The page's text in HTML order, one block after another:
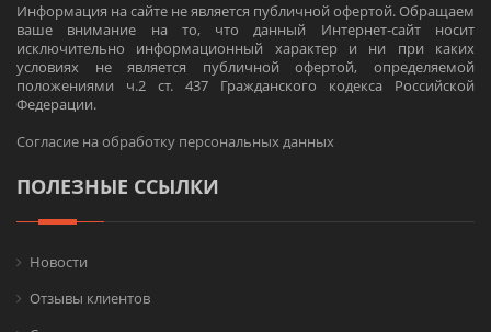
Информация на сайте не является публичной офертой. Обращаем
ваше внимание на то, что данный Интернет-сайт носит
исключительно информационный характер и ни при каких
условиях не является публичной офертой, определяемой
положениями ч.2 ст. 437 Гражданского кодекса Российской
Федерации.
Согласие на обработку персональных данных
ПОЛЕЗНЫЕ ССЫЛКИ
Новости
Отзывы клиентов